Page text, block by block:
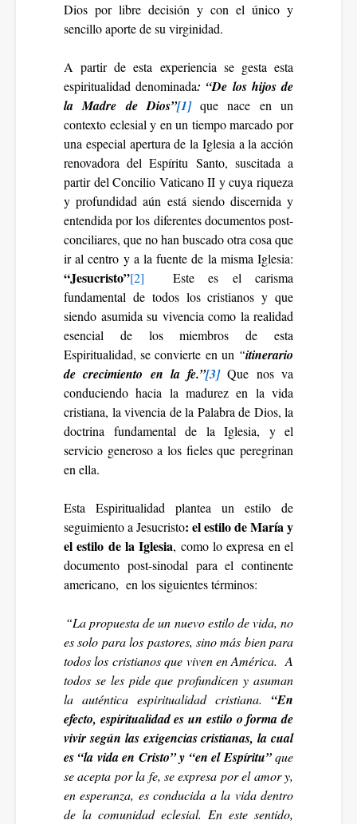
Dios por libre decisión y con el único y
sencillo aporte de su virginidad.
A partir de esta experiencia se gesta esta
espiritualidad denominada: “De los hijos de
la Madre de Dios”[1] que nace en un
contexto eclesial y en un tiempo marcado por
una especial apertura de la Iglesia a la acción
renovadora del Espíritu Santo, suscitada a
partir del Concilio Vaticano II y cuya riqueza
y profundidad aún está siendo discernida y
entendida por los diferentes documentos post-
conciliares, que no han buscado otra cosa que
ir al centro y a la fuente de la misma Iglesia:
“Jesucristo”[2]
Este es el carisma
fundamental de todos los cristianos y que
siendo asumida su vivencia como la realidad
esencial de los miembros de esta
Espiritualidad, se convierte en un “itinerario
de crecimiento en la fe.”[3]Que nos va
conduciendo hacia la madurez en la vida
cristiana, la vivencia de la Palabra de Dios, la
doctrina fundamental de la Iglesia, y el
servicio generoso a los fieles que peregrinan
en ella.
Esta Espiritualidad plantea un estilo de
seguimiento a Jesucristo: el estilo de María y
el estilo de la Iglesia, como lo expresa en el
documento post-sinodal para el continente
americano, en los siguientes términos:
“La propuesta de un nuevo estilo de vida, no
es solo para los pastores, sino más bien para
todos los cristianos que viven en América. A
todos se les pide que profundicen y asuman
la auténtica espiritualidad cristiana. “En
efecto, espiritualidad es un estilo o forma de
vivir según las exigencias cristianas, la cual
es “la vida en Cristo” y “en el Espíritu”que
se acepta por la fe, se expresa por el amor y,
en esperanza, es conducida a la vida dentro
de la comunidad eclesial. En este sentido,